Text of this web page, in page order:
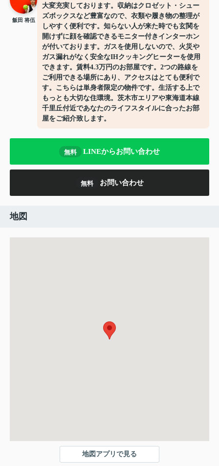
飯田 将伍
大変充実しております。収納はクロゼット・シュー
ズボックスなど豊富なので、衣類や履き物の整理が
しやすく便利です。知らない人が来た時でも玄関を
開けずに顔を確認できるモニター付きインターホン
が付いております。ガスを使用しないので、火災や
ガス漏れがなく安全なIHクッキングヒーターを使用
できます。賃料4.3万円のお部屋です。2つの路線を
ご利用できる場所にあり、アクセスはとても便利で
す。こちらは単身者限定の物件です。生活する上で
もっとも大切な住環境。茨木市エリアや東海道本線
千里丘付近であなたのライフスタイルに合ったお部
屋をご紹介致します。
無料 LINEからお問い合わせ
無料 お問い合わせ
地図
地図アプリで見る